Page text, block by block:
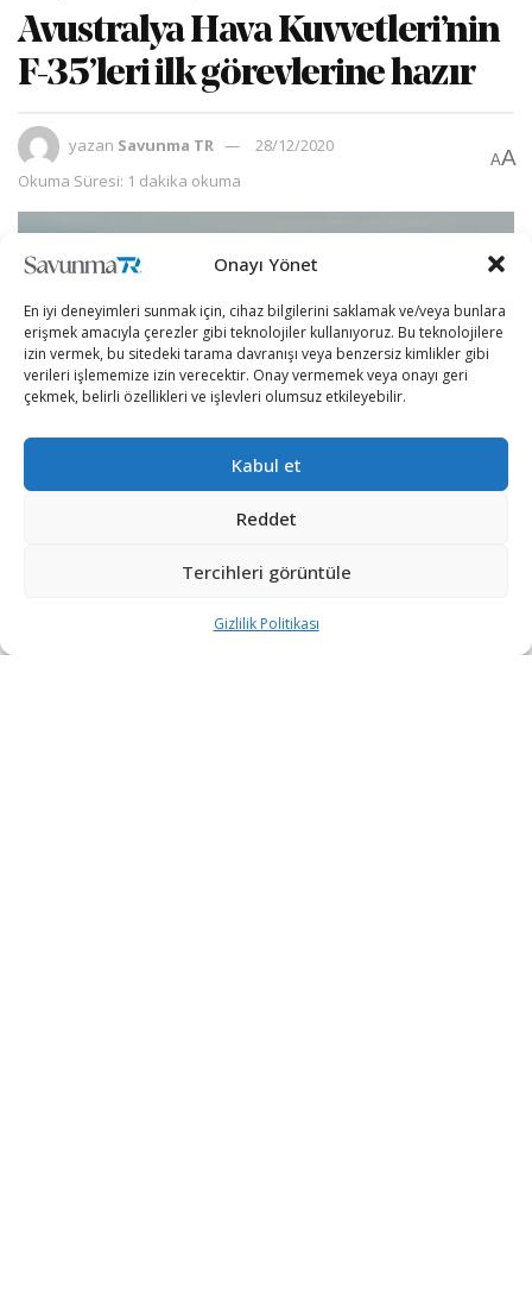
Onayı Yönet
En iyi deneyimleri sunmak için, cihaz bilgilerini saklamak ve/veya bunlara
erişmek amacıyla çerezler gibi teknolojiler kullanıyoruz. Bu teknolojilere
izin vermek, bu sitedeki tarama davranışı veya benzersiz kimlikler gibi
verileri işlememize izin verecektir. Onay vermemek veya onayı geri
çekmek, belirli özellikleri ve işlevleri olumsuz etkileyebilir.
Kabul et
Reddet
Tercihleri görüntüle
Gizlilik Politikası
Avustralya Hava Kuvvetleri’nin
F-35’leri ilk görevlerine hazır
yazan Savunma TR
28/12/2020
Okuma Süresi: 1 dakika okuma
AA
podcast/episode/2l6NgyYB8HbpHS8KKnsT9s”
scrolling=”no” allowtransparency=”true”